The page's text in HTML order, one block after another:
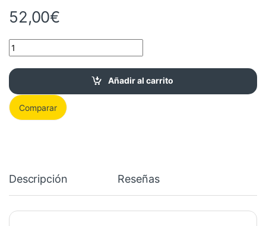
52,00€
Reloj Casio LTP-1234PSG-7A Bicolor para Mujer cantidad
Añadir al carrito
Comparar
Descripción Reseñas